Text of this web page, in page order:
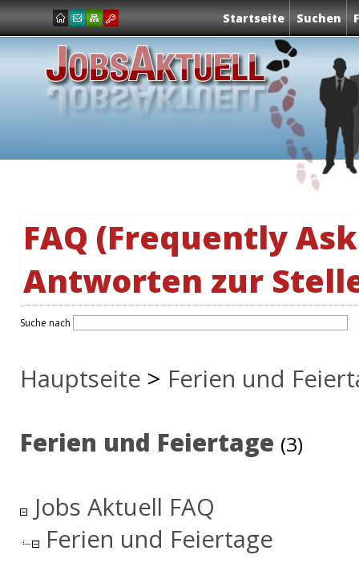
Startseite Suchen
FAQ (Frequently
Antworten zur
Suche nach
Hauptseite > Ferien und
Ferien und Feiertage (3)
Jobs Aktuell FAQ
Ferien und Feiertage